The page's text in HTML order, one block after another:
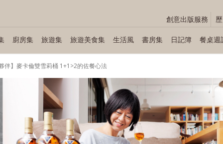
創意出版服務
廚房集 旅遊集 旅遊美食集 生活風 書房集 日記簿 餐桌週
伴】麥卡倫雙雪莉桶 1+1>2的佐餐心法